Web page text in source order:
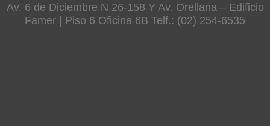
Av. 6 de Diciembre N 26-158 Y Av. Orellana – Edificio
Famer | Piso 6 Oficina 6B Telf.: (02) 254-6535